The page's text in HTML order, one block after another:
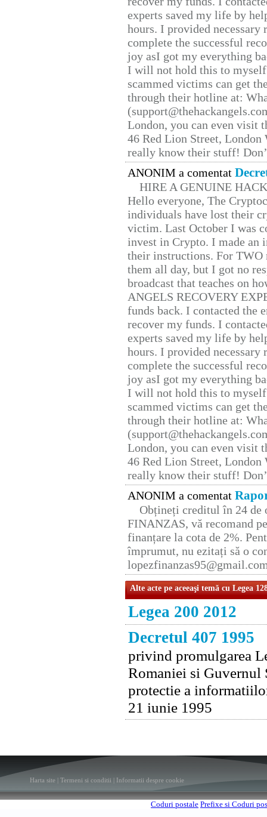
experts saved my life by
hours. I provided
complete the successful
joy asI got my everything
I will not hold this to
scammed victims can get
through their hotline at:
London, you can even visit
46 Red Lion Street, London
really know their stuff!
ANONIM a comentat
HIRE A GENUINE
Hello everyone, The
individuals have lost their
victim. Last October I was
invest in Crypto. I made
their instructions. For TWO
them all day, but I got no
broadcast that teaches on
ANGELS RECOVERY
funds back. I contacted the
recover my funds. I
experts saved my life by
hours. I provided
complete the successful
joy asI got my everything
I will not hold this to
scammed victims can get
through their hotline at:
London, you can even visit
46 Red Lion Street, London
really know their stuff!
ANONIM a comentat
Obțineți creditul în 24 de
FINANZAS, vă recomand
finanțare la cota de 2%.
împrumut, nu ezitați să o
Alte acte pe aceeaşi temă cu Legea
Legea 200 2012
Decretul 407 1995
privind promulgarea
Romaniei si Guvernul
protectie a
21 iunie 1995
Harta site Termeni si conditii Informatii despre cookie
Coduri postale Prefixe si Coduri